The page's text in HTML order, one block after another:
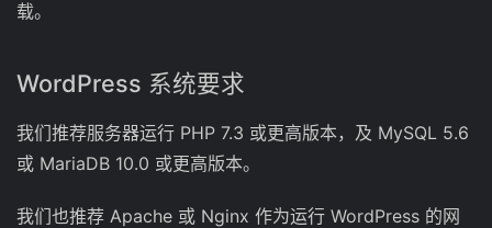
载。
WordPress 系统要求
我们推荐服务器运行 PHP 7.3 或更高版本，及 MySQL 5.6
或 MariaDB 10.0 或更高版本。
我们也推荐 Apache 或 Nginx 作为运行 WordPress 的网